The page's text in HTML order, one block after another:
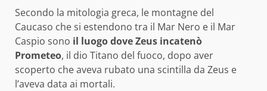
Secondo la mitologia greca, le montagne del
Caucaso che si estendono tra il Mar Nero e il Mar
Caspio sono il luogo dove Zeus incatenò
Prometeo, il dio Titano del fuoco, dopo aver
scoperto che aveva rubato una scintilla da Zeus e
l’aveva data ai mortali.